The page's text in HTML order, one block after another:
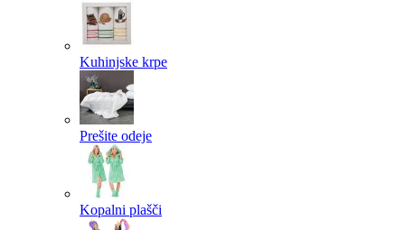
Kuhinjske krpe
Prešite odeje
Kopalni plašči